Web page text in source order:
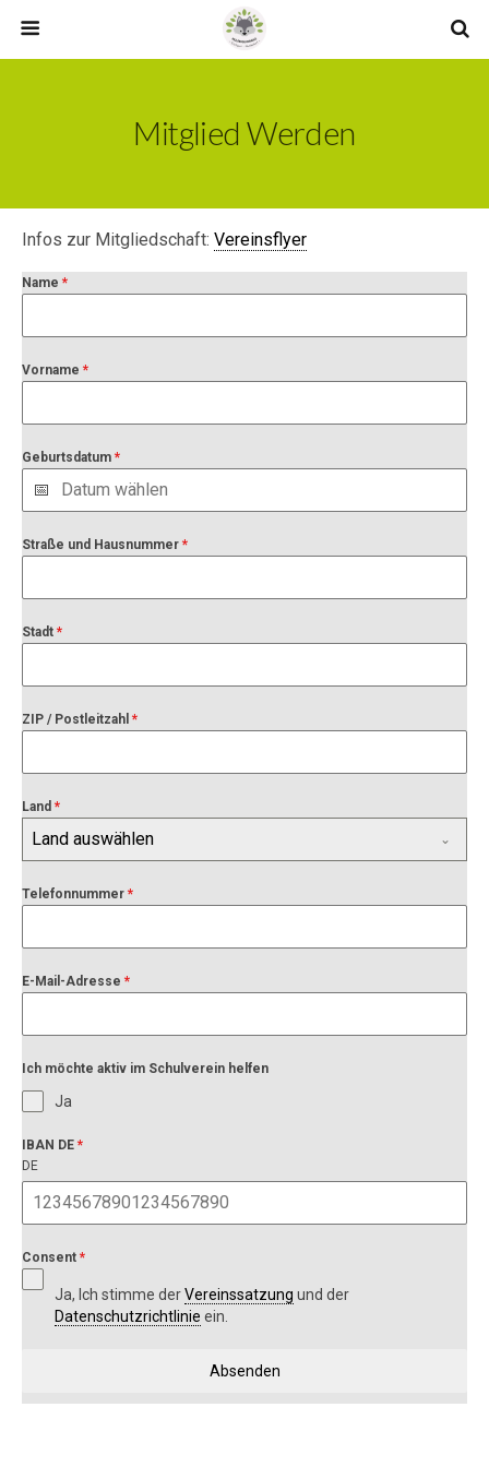
Mitglied Werden
Infos zur Mitgliedschaft: Vereinsflyer
Name *
Vorname *
Geburtsdatum *
Straße und Hausnummer *
Stadt *
ZIP / Postleitzahl *
Land *
Land auswählen
Telefonnummer *
E-Mail-Adresse *
Ich möchte aktiv im Schulverein helfen
Ja
IBAN DE *
DE
Consent *
Ja, Ich stimme derVereinssatzung und der
Datenschutzrichtlinie ein.
Absenden